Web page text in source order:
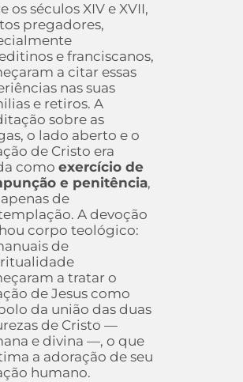
os séculos XIV e XVII,
pregadores,
e franciscanos,
a citar essas
nas suas
e retiros. A
sobre as
o lado aberto e o
de Cristo era
como exercício de
e penitência,
de
A devoção
corpo teológico:
de
a tratar o
de Jesus como
da união das duas
de Cristo —
e divina —, o que
a adoração de seu
humano.